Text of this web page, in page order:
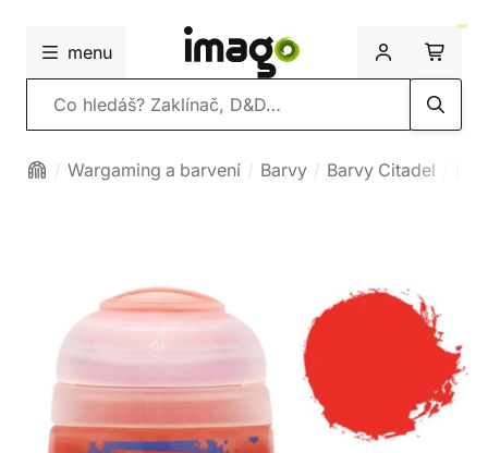
menu
Vyhledávání
Wargaming a barvení Barvy Barvy Citadel